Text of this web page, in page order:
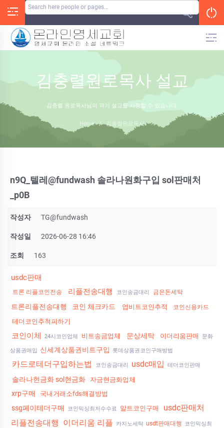
김충렬원로목사 설교
김충렬 원로목사님의 과거 설교를 시청할 수 있습니다.
Home / 김충렬원로목사
n9Q_텔레@fundwash 솔라나원화구입 sol판매처
_p0B
작성자 TG@fundwash
작성일 2026-06-28 16:46
조회 163
usdc판매
트론 리플코인전송 리플전송대행 코인송금대리 금은돈세탁
트론리플전송대행 코인 체크카드 업비트코인추적 코인신용카드
테더코인추척피하기
코인이체 24시코인업체 비트송금업체 문상세탁 이더리움판매 문화
상품권매입 신세계상품권비트구입 롯데상품권코인구매방법
카드로테더구입하는법 코인송금대리 usdc매입 테더코인판매
솔라나현금화 sol현금화 자금현금화업체
xrp구매 국내거래소fds해결방법
ssg페이테더구매 코인믹싱최저수수료 알트코인구매
usdc판매처
리플전송대행 이더리움 리플 카지노세탁 usdt판매대행 코인믹싱최